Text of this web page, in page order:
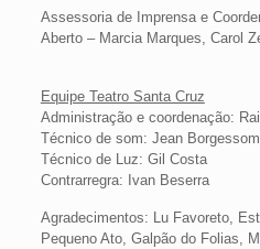
Assessoria de Imprensa e
Aberto – Marcia Marques, Carol
Equipe Teatro Santa Cruz
Administração e coordenação:
Técnico de som: Jean Borgessom
Técnico de Luz: Gil Costa
Contrarregra: Ivan Beserra
Agradecimentos: Lu Favoreto,
Pequeno Ato, Galpão do Folias,